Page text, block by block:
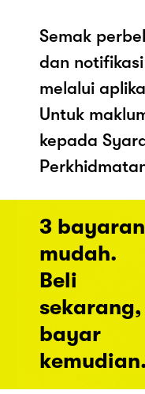
Semak
dan
melalui
Untuk
kepada
3 bayaran
mudah.
Beli
sekarang,
bayar
kemudian.